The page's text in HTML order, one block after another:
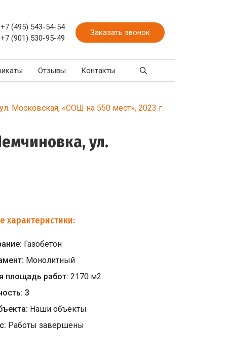
+7 (495) 543-54-54
+7 (901) 530-95-49
Заказать звонок
Отзывы Контакты
Московская, «СОШ на 550 мест», 2023 г.
ул.
характеристики:
Газобетон
Монолитный
площадь работ: 2170 м2
3
Наши объекты
Работы завершены